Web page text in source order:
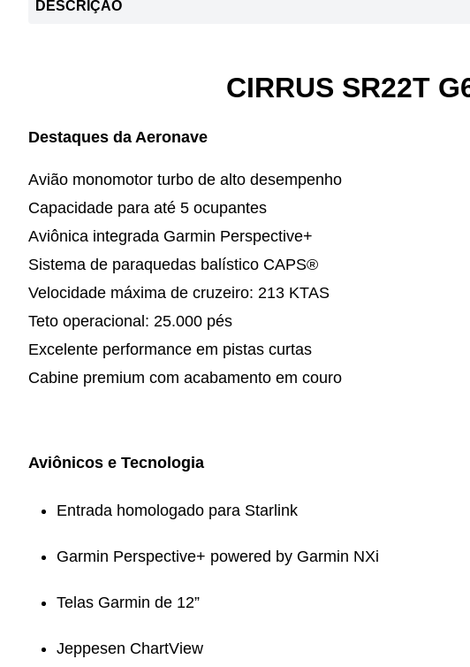
DESCRIÇÃO
CIRRUS SR22T
Destaques da Aeronave
Avião monomotor turbo de alto desempenho
Capacidade para até 5 ocupantes
Aviônica integrada Garmin Perspective+
Sistema de paraquedas balístico CAPS®
Velocidade máxima de cruzeiro: 213 KTAS
Teto operacional: 25.000 pés
Excelente performance em pistas curtas
Cabine premium com acabamento em couro
Aviônicos e Tecnologia
Entrada homologado para Starlink
Garmin Perspective+ powered by Garmin NXi
Telas Garmin de 12”
Jeppesen ChartView